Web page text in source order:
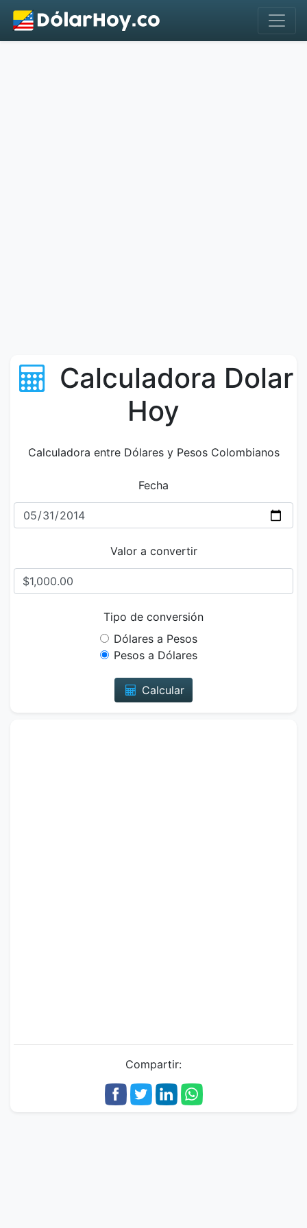
Calculadora Dolar
Hoy
Calculadora entre Dólares y Pesos Colombianos
Fecha
Valor a convertir
Tipo de conversión
Dólares a Pesos
Pesos a Dólares
Calcular
Compartir: